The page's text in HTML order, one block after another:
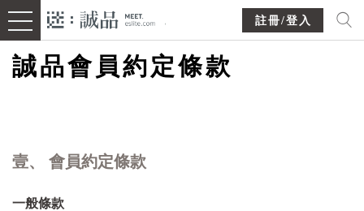
註冊/登入
誠品會員約定條款
壹、 會員約定條款
一般條款